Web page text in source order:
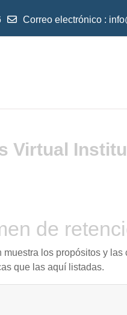
Correo electrónico :
Virtual
de
muestra los propósitos y
que las aquí listadas.